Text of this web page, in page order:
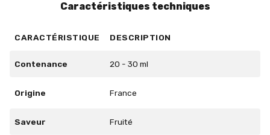
Caractéristiques techniques
CARACTÉRISTIQUE DESCRIPTION
Contenance 20 - 30 ml
Origine France
Saveur Fruité